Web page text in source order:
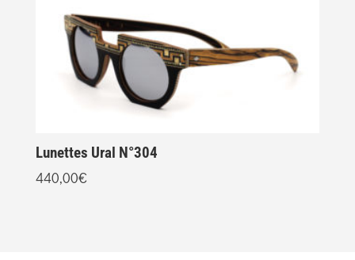
Lunettes Ural N°304
440,00€